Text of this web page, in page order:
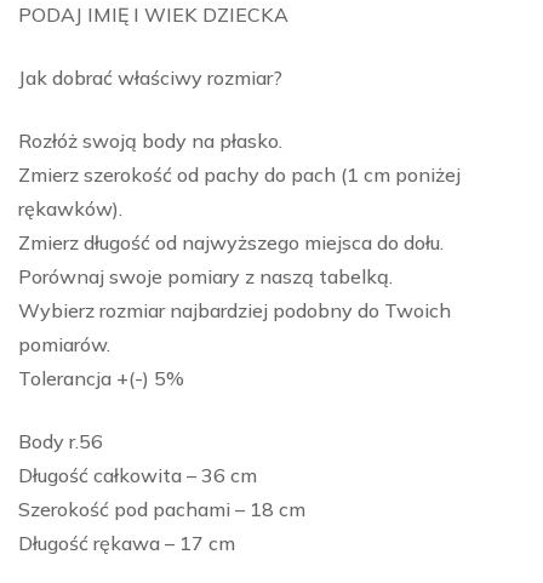
PODAJ IMIĘ I WIEK DZIECKA
Jak dobrać właściwy rozmiar?
Rozłóż swoją body na płasko.
Zmierz szerokość od pachy do pach (1 cm poniżej
rękawków).
Zmierz długość od najwyższego miejsca do dołu.
Porównaj swoje pomiary z naszą tabelką.
Wybierz rozmiar najbardziej podobny do Twoich
pomiarów.
Tolerancja +(-) 5%
Body r.56
Długość całkowita – 36 cm
Szerokość pod pachami – 18 cm
Długość rękawa – 17 cm